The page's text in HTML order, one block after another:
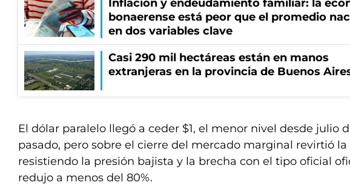
Inflación y endeudamiento familiar: la
bonaerense está peor que el promedio
en dos variables clave
Casi 290 mil hectáreas están en manos
extranjeras en la provincia de Buenos
El dólar paralelo llegó a ceder $1, el menor nivel desde julio
pasado, pero sobre el cierre del mercado marginal revirtió la
resistiendo la presión bajista y la brecha con el tipo oficial
redujo a menos del 80%.